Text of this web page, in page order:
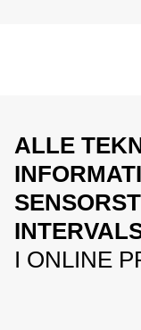
ALLE
I ONLINE